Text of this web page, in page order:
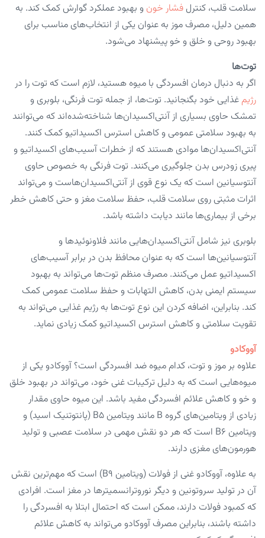
سلامت قلب، کنترل فشار خون و بهبود عملکرد گوارش کمک کند. به
همین دلیل، مصرف موز به عنوان یکی از انتخاب‌های مناسب برای
بهبود روحی و خلق و خو پیشنهاد می‌شود.
توت‌ها
اگر به دنبال درمان افسردگی با میوه هستید، لازم است که توت را در
رژیم غذایی خود بگنجانید. توت‌ها، از جمله توت فرنگی، بلوبری و
تمشک حاوی بسیاری از آنتی‌اکسیدان‌ها شناخته‌شده‌اند که می‌توانند
به بهبود سلامتی عمومی و کاهش استرس اکسیداتیو کمک کنند.
آنتی‌اکسیدان‌ها موادی هستند که از خطرات آسیب‌های اکسیداتیو و
پیری زودرس بدن جلوگیری می‌کنند. توت فرنگی به خصوص حاوی
آنتوسیانین است که یک نوع قوی از آنتی‌اکسیدان‌هاست و می‌تواند
اثرات مثبتی روی سلامت قلب، حفظ سلامت مغز و حتی کاهش خطر
برخی از بیماری‌ها مانند دیابت داشته باشد.
بلوبری نیز شامل آنتی‌اکسیدان‌هایی مانند فلاونوئیدها و
آنتوسیانین‌ها است که به عنوان محافظ بدن در برابر آسیب‌های
اکسیداتیو عمل می‌کنند. مصرف منظم توت‌ها می‌تواند به بهبود
سیستم ایمنی بدن، کاهش التهابات و حفظ سلامت عمومی کمک
کند. بنابراین، اضافه کردن این نوع توت‌ها به رژیم غذایی می‌تواند به
تقویت سلامتی و کاهش استرس اکسیداتیو کمک زیادی نماید.
آووکادو
علاوه بر موز و توت، کدام میوه ضد افسردگی است؟ آووکادو یکی از
میوه‌هایی است که به دلیل ترکیبات غنی خود، می‌تواند در بهبود خلق
و خو و کاهش علائم افسردگی مفید باشد. این میوه حاوی مقدار
زیادی از ویتامین‌های گروه B مانند ویتامین B5 (پانتوتنیک اسید) و
ویتامین B6 است که هر دو نقش مهمی در سلامت عصبی و تولید
هورمون‌های مغزی دارند.
به علاوه، آووکادو غنی از فولات (ویتامین B9) است که مهم‌ترین نقش
آن در تولید سروتونین و دیگر نوروترانسمیترها در مغز است. افرادی
که کمبود فولات دارند، ممکن است که احتمال ابتلا به افسردگی را
داشته باشند، بنابراین مصرف آووکادو می‌تواند به کاهش علائم